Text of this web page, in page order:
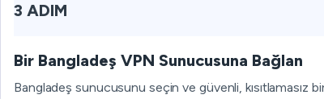
3 ADIM
Bir Bangladeş VPN Sunucusuna Bağlan
Bangladeş sunucusunu seçin ve güvenli, kısıtlamasız